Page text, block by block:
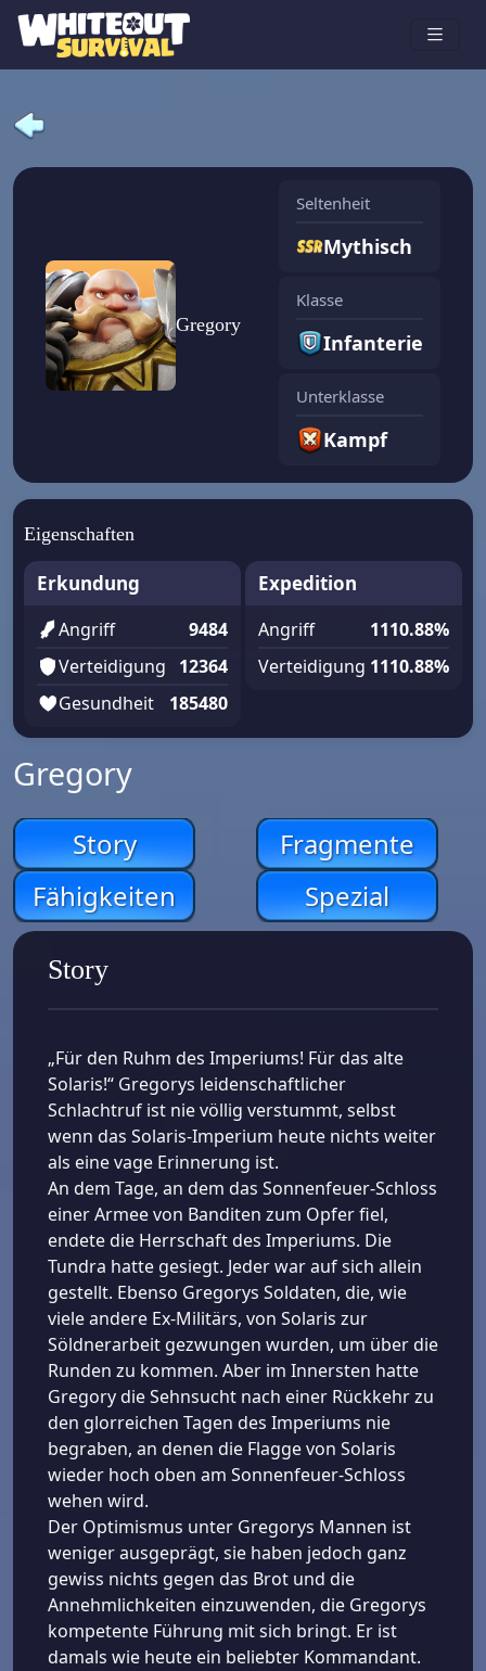
Gregory
Seltenheit
Mythisch
Klasse
Infanterie
Unterklasse
Kampf
Eigenschaften
Erkundung
Angriff
9484
Verteidigung
12364
Gesundheit
185480
Expedition
Angriff
1110.88%
Verteidigung 1110.88%
Gregory
Story
Fragmente
Fähigkeiten
Spezial
Story
„Für den Ruhm des Imperiums! Für das alte
Solaris!“ Gregorys leidenschaftlicher
Schlachtruf ist nie völlig verstummt, selbst
wenn das Solaris-Imperium heute nichts weiter
als eine vage Erinnerung ist.
An dem Tage, an dem das Sonnenfeuer-Schloss
einer Armee von Banditen zum Opfer fiel,
endete die Herrschaft des Imperiums. Die
Tundra hatte gesiegt. Jeder war auf sich allein
gestellt. Ebenso Gregorys Soldaten, die, wie
viele andere Ex-Militärs, von Solaris zur
Söldnerarbeit gezwungen wurden, um über die
Runden zu kommen. Aber im Innersten hatte
Gregory die Sehnsucht nach einer Rückkehr zu
den glorreichen Tagen des Imperiums nie
begraben, an denen die Flagge von Solaris
wieder hoch oben am Sonnenfeuer-Schloss
wehen wird.
Der Optimismus unter Gregorys Mannen ist
weniger ausgeprägt, sie haben jedoch ganz
gewiss nichts gegen das Brot und die
Annehmlichkeiten einzuwenden, die Gregorys
kompetente Führung mit sich bringt. Er ist
damals wie heute ein beliebter Kommandant.